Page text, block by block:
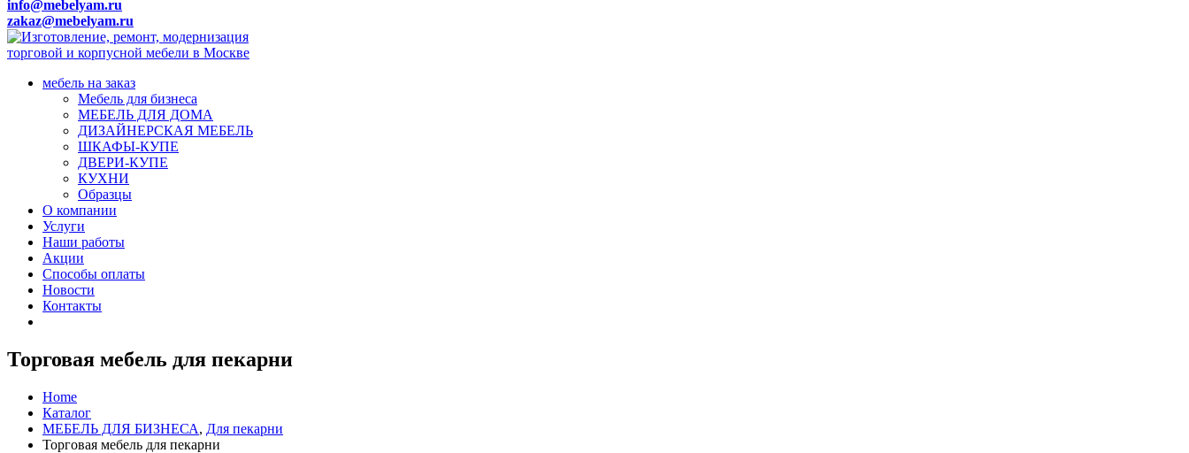
info@mebelyam.ru
zakaz@mebelyam.ru
мебель на заказ
Мебель для бизнеса
МЕБЕЛЬ ДЛЯ ДОМА
ДИЗАЙНЕРСКАЯ МЕБЕЛЬ
ШКАФЫ-КУПЕ
ДВЕРИ-КУПЕ
КУХНИ
Образцы
О компании
Услуги
Наши работы
Акции
Способы оплаты
Новости
Контакты
Торговая мебель для пекарни
Home
Каталог
МЕБЕЛЬ ДЛЯ БИЗНЕСА, Для пекарни
Торговая мебель для пекарни